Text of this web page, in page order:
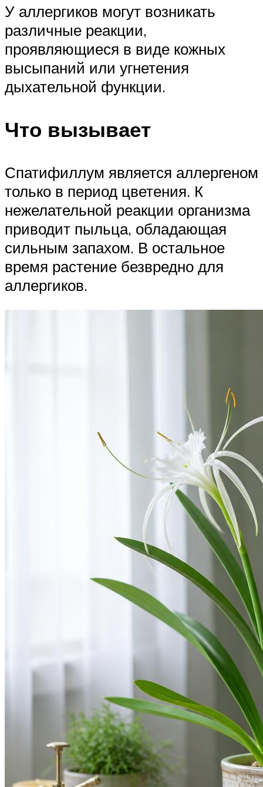
У аллергиков могут возникать
различные реакции,
проявляющиеся в виде кожных
высыпаний или угнетения
дыхательной функции.
Что вызывает
Спатифиллум является аллергеном
только в период цветения. К
нежелательной реакции организма
приводит пыльца, обладающая
сильным запахом. В остальное
время растение безвредно для
аллергиков.